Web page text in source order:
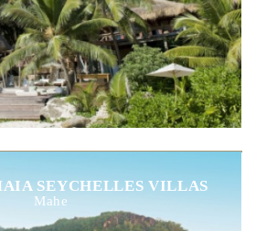
SEYCHELLES VILLAS
Mahe